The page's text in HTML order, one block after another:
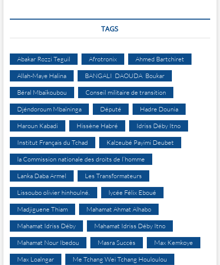
TAGS
Abakar Rozzi Teguil Afrotronix Ahmed Bartchiret
Allah-Maye Halina BANGALI DAOUDA Boukar
Béral Mbaïkoubou Conseil militaire de transition
Djéndoroum Mbaïninga Député Hadre Dounia
Haroun Kabadi Hissène Habré Idriss Déby Itno
Institut Français du Tchad Kalzeubé Payimi Deubet
la Commission nationale des droits de l’homme
Lanka Daba Armel Les Transformateurs
Lissoubo olivier hinhoulné. lycée Félix Eboué
Madjiguene Thiam Mahamat Ahmat Alhabo
Mahamat Idriss Déby Mahamat Idriss Déby Itno
Mahamat Nour Ibedou Masra Succès Max Kemkoye
Max Loalngar Me Tchang Wei Tchang Houloulou